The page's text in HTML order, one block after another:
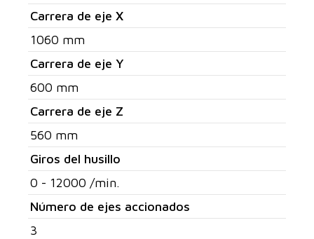
Carrera de eje X
1060 mm
Carrera de eje Y
600 mm
Carrera de eje Z
560 mm
Giros del husillo
0 - 12000 /min.
Número de ejes accionados
3